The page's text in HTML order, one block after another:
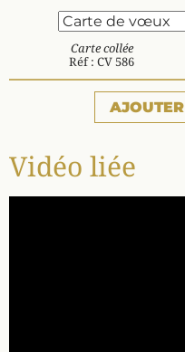
Carte collée
Réf : CV 586
AJOUTER
Vidéo liée